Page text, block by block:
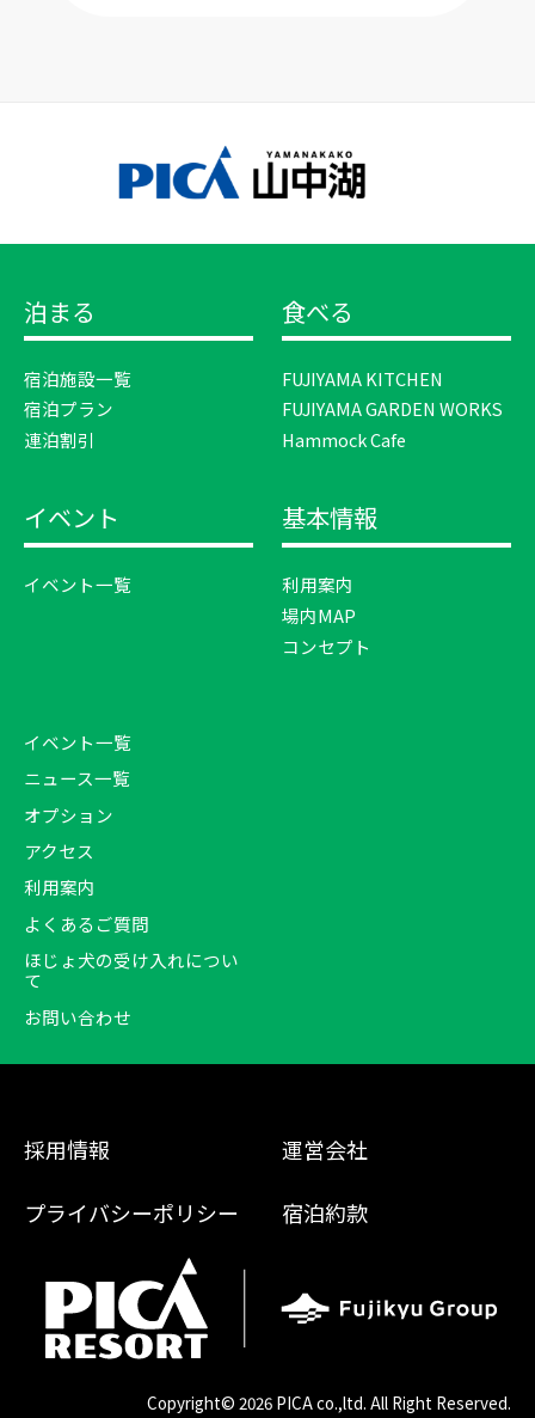
泊まる
宿泊施設一覧
宿泊プラン
連泊割引
食べる
FUJIYAMA KITCHEN
FUJIYAMA GARDEN WORKS
Hammock Cafe
イベント
イベント一覧
基本情報
利用案内
場内MAP
コンセプト
イベント一覧
ニュース一覧
オプション
アクセス
利用案内
よくあるご質問
ほじょ犬の受け入れについ
て
お問い合わせ
採用情報 運営会社
プライバシーポリシー 宿泊約款
Copyright© 2026 PICA co.,ltd. All Right Reserved.